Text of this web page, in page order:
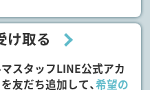
け取る
スタッフLINE公式アカ
友だち追加して、希望の